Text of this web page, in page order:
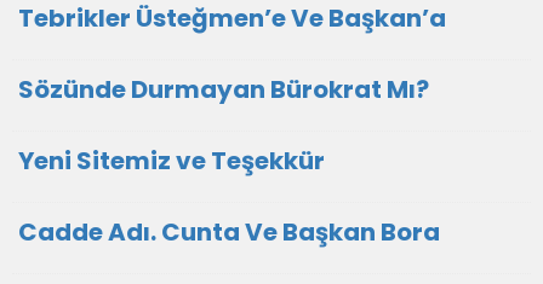
Tebrikler Üsteğmen’e Ve Başkan’a
Sözünde Durmayan Bürokrat Mı?
Yeni Sitemiz ve Teşekkür
Cadde Adı. Cunta Ve Başkan Bora